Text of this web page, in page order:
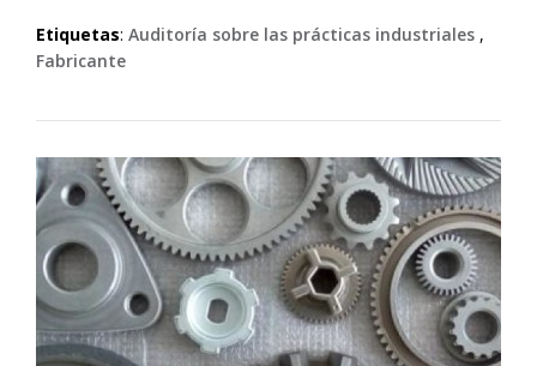
Etiquetas: Auditoría sobre las prácticas industriales ,
Fabricante